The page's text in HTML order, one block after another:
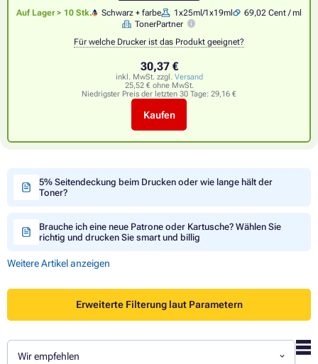
Auf Lager > 10 Stk. Schwarz + farbe 1x25ml/1x19ml
69,02 Cent / ml
TonerPartner
Für welche Drucker ist das Produkt geeignet?
30,37 €
inkl. MwSt. zzgl. Versand
25,52 € ohne MwSt.
Niedrigster Preis der letzten 30 Tage: 29,16 €
Kaufen
5% Seitendeckung beim Drucken oder wie lange hält der
Toner?
Brauche ich eine neue Patrone oder Kartusche? Wählen Sie
richtig und drucken Sie smart und billig
Weitere Artikel anzeigen
Erweiterte Filterung laut Parametern
Wir empfehlen